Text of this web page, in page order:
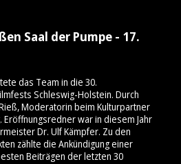
Saal der Pumpe - 17.
das Team in die 30.
Schleswig-Holstein. Durch
Moderatorin beim Kulturpartner
Eröffnungsredner war in diesem Jahr
Dr. Ulf Kämpfer. Zu den
zählte die Ankündigung einer
Beiträgen der letzten 30